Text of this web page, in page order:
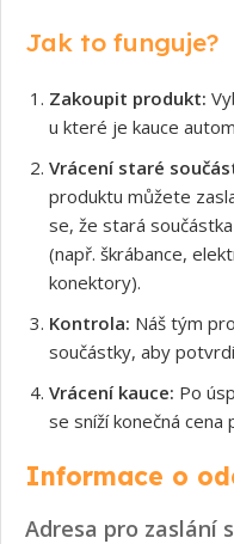
Jak to funguje?
Zakoupit produkt:
u které je kauce
Vrácení staré
produktu můžete
se, že stará
(např. škrábance,
konektory).
Kontrola: Náš tým
součástky, aby
Vrácení kauce: Po
se sníží konečná cena
Informace o
Adresa pro zaslání